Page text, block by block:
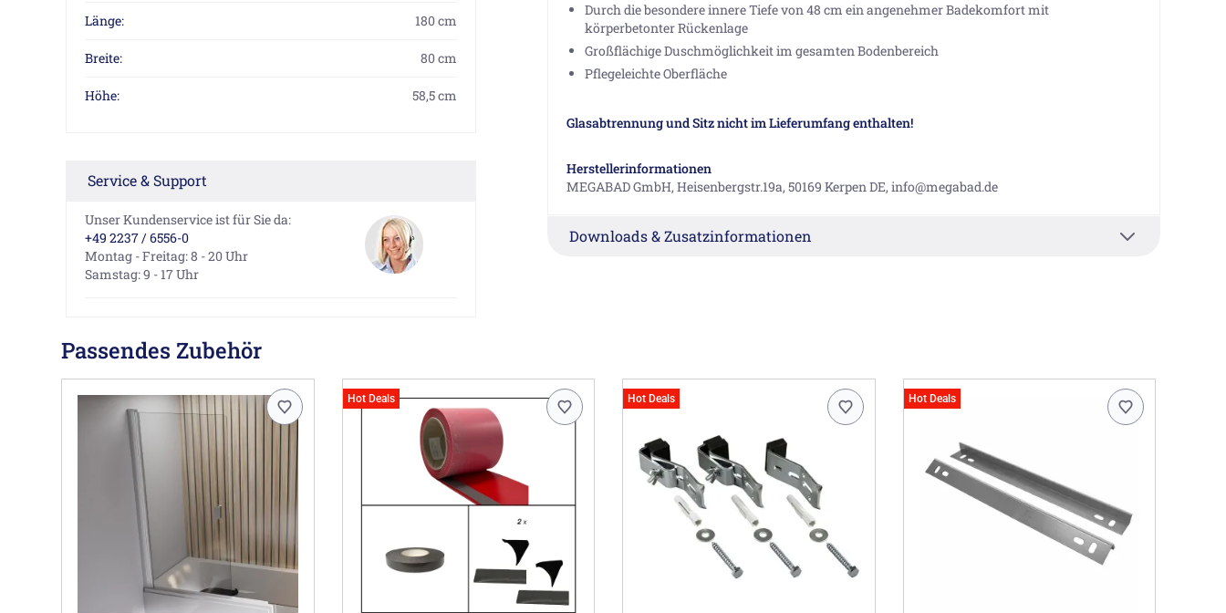
Länge: 180 cm
Breite: 80 cm
Höhe: 58,5 cm
Service & Support
Unser Kundenservice ist für Sie da:
+49 2237 / 6556-0
Montag - Freitag: 8 - 20 Uhr
Samstag: 9 - 17 Uhr
Durch die besondere innere Tiefe von 48 cm ein angenehmer Badekomfort mit
körperbetonter Rückenlage
Großflächige Duschmöglichkeit im gesamten Bodenbereich
Pflegeleichte Oberfläche
Glasabtrennung und Sitz nicht im Lieferumfang enthalten!
Herstellerinformationen
MEGABAD GmbH, Heisenbergstr.19a, 50169 Kerpen DE, info@megabad.de
Downloads & Zusatzinformationen
Passendes Zubehör
Hot Deals Hot Deals Hot Deals